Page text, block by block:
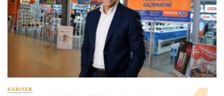
KARIYER